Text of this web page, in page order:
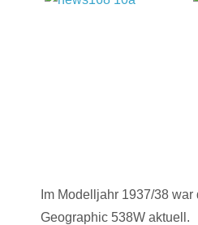
Im Modelljahr 1937/38 war
Geographic 538W aktuell.